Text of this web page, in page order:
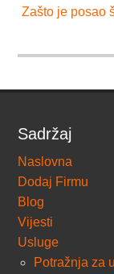
Zašto je posao
Sadržaj
Naslovna
Dodaj Firmu
Blog
Vijesti
Usluge
Potražnja za